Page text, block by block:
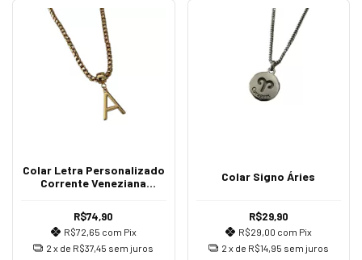
Colar Letra Personalizado
Corrente Veneziana
R$74,90
R$72,65 com Pix
2 x de R$37,45 sem juros
Colar Signo Áries
R$29,90
R$29,00 com Pix
2 x de R$14,95 sem juros